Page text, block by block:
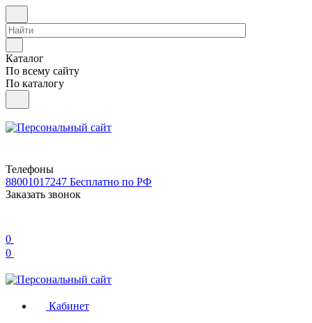
Каталог
По всему сайту
По каталогу
Телефоны
88001017247 Бесплатно по РФ
Заказать звонок
0
0
Кабинет